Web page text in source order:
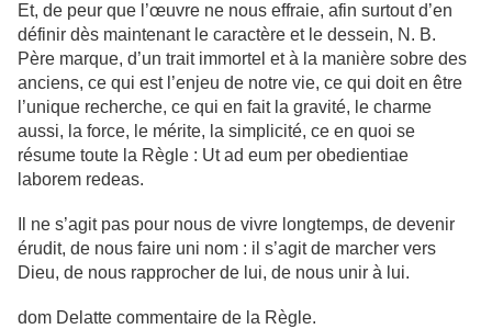
Et, de peur que l’œuvre ne nous effraie, afin surtout d’en
définir dès maintenant le caractère et le dessein, N. B.
Père marque, d’un trait immortel et à la manière sobre des
anciens, ce qui est l’enjeu de notre vie, ce qui doit en être
l’unique recherche, ce qui en fait la gravité, le charme
aussi, la force, le mérite, la simplicité, ce en quoi se
résume toute la Règle : Ut ad eum per obedientiae
laborem redeas.
Il ne s’agit pas pour nous de vivre longtemps, de devenir
érudit, de nous faire uni nom : il s’agit de marcher vers
Dieu, de nous rapprocher de lui, de nous unir à lui.
dom Delatte commentaire de la Règle.